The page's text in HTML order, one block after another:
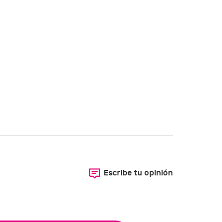
Escribe tu opinión